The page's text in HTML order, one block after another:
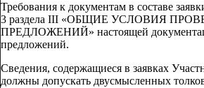
Требования к документам в составе
3 раздела III «ОБЩИЕ УСЛОВИЯ
ПРЕДЛОЖЕНИЙ» настоящей
предложений.
Сведения, содержащиеся в заявках
должны допускать двусмысленных